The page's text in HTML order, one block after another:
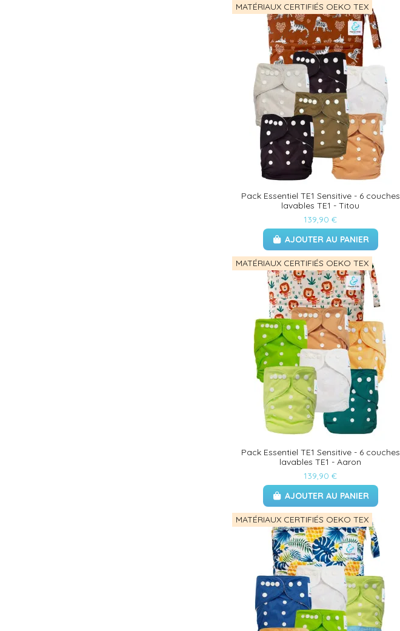
MATÉRIAUX CERTIFIÉS OEKO TEX
Pack Essentiel TE1 Sensitive - 6 couches
lavables TE1 - Titou
139,90 €
AJOUTER AU PANIER
MATÉRIAUX CERTIFIÉS OEKO TEX
Pack Essentiel TE1 Sensitive - 6 couches
lavables TE1 - Aaron
139,90 €
AJOUTER AU PANIER
MATÉRIAUX CERTIFIÉS OEKO TEX